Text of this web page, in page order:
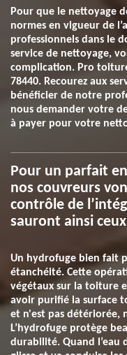
Pour que le nettoyage
normes en vigueur de
professionnels dans le
service de nettoyage,
complication. Pro
78440. Recourez aux
bénéficier de notre
nous demander votre
à payer pour votre
Pour un parfait
nos couvreurs
contrôle de
sauront ainsi
Un hydrofuge bien fait
étanchéité. Cette
végétaux sur la toiture
avoir purifié la surface
et n'est pas détériorée,
L’hydrofuge protège
durabilité. Quand l’eau